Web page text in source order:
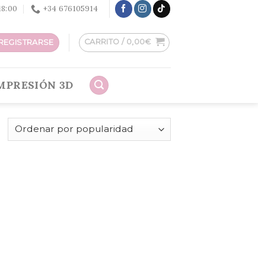
+34 676105914
CARRITO / 0,00€
3D